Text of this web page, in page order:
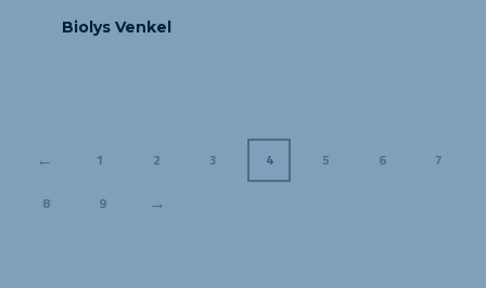
Biolys Venkel
← 1 2 3 4 5 6 7
8 9 →